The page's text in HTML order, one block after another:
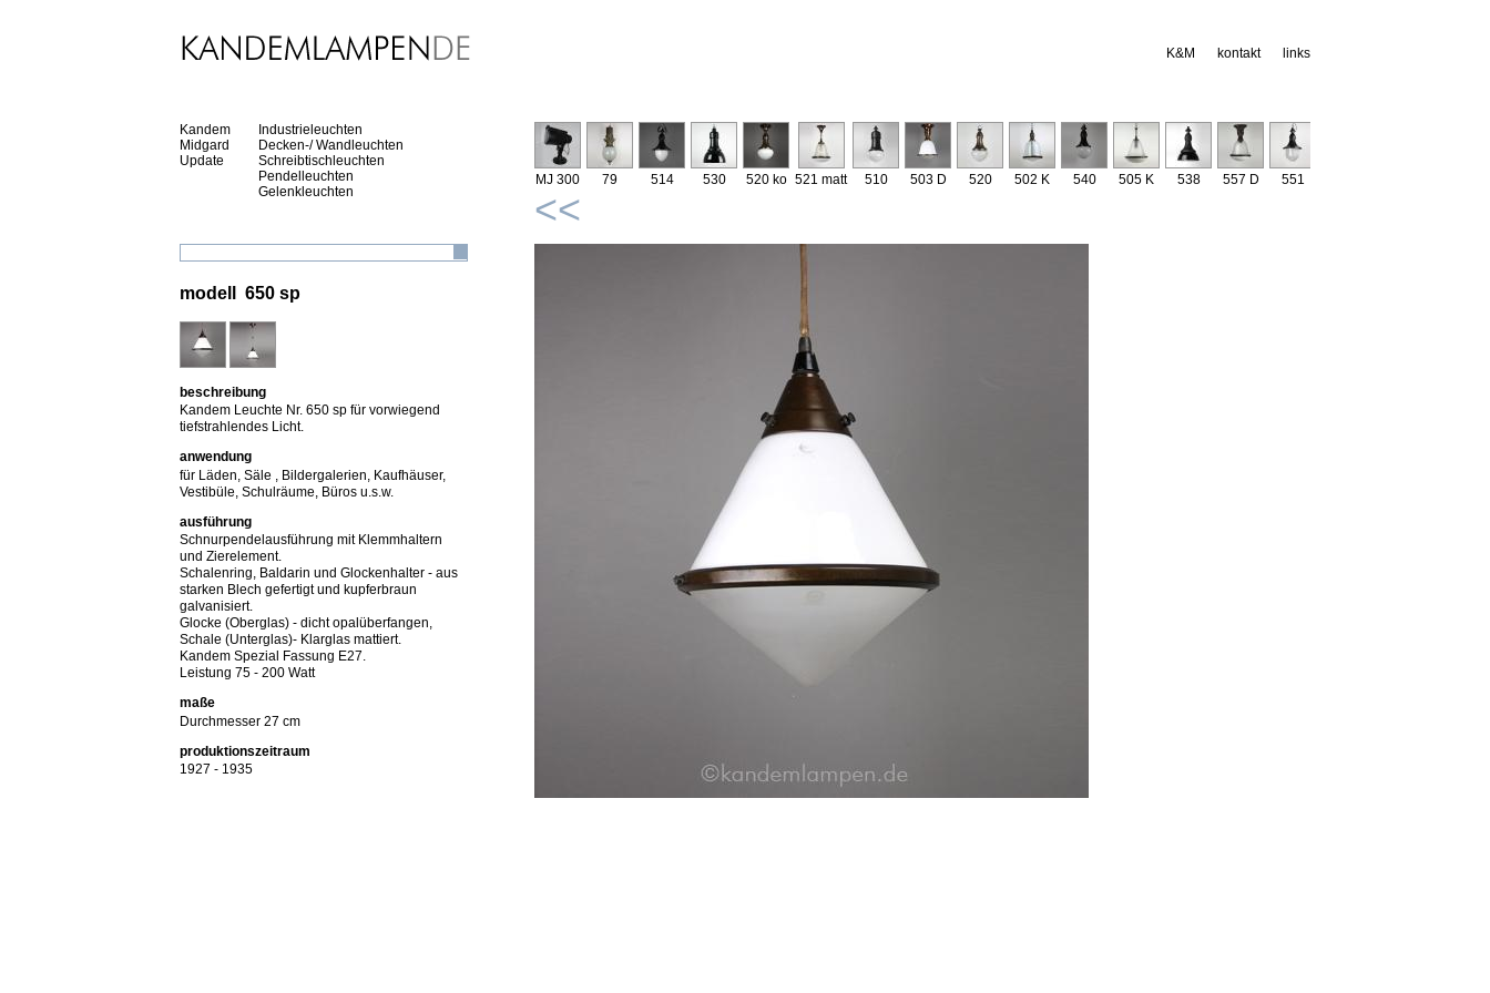
K&M kontakt links
Kandem
Midgard
Update
Industrieleuchten
Decken-/ Wandleuchten
Schreibtischleuchten
Pendelleuchten
Gelenkleuchten
modell 650 sp
beschreibung
Kandem Leuchte Nr. 650 sp für vorwiegend
tiefstrahlendes Licht.
anwendung
für Läden, Säle , Bildergalerien, Kaufhäuser,
Vestibüle, Schulräume, Büros u.s.w.
ausführung
Schnurpendelausführung mit Klemmhaltern
und Zierelement.
Schalenring, Baldarin und Glockenhalter - aus
starken Blech gefertigt und kupferbraun
galvanisiert.
Glocke (Oberglas) - dicht opalüberfangen,
Schale (Unterglas)- Klarglas mattiert.
Kandem Spezial Fassung E27.
Leistung 75 - 200 Watt
maße
Durchmesser 27 cm
produktionszeitraum
1927 - 1935
MJ 300 79 514 530 520 ko 521 matt 510 503 D 520 502 K 540 505 K 538 557 D 551
<<